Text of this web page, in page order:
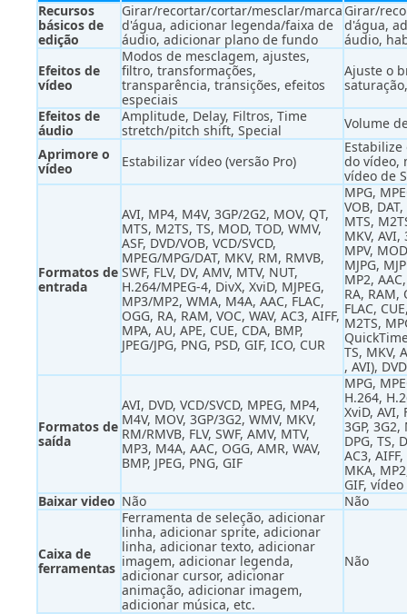
Recursos
básicos de
edição
Girar/recortar/cortar/mesclar/marca
d'água, adicionar legenda/faixa de
áudio, adicionar plano de fundo
Girar/
d'água,
áudio,
Efeitos de
vídeo
Modos de mesclagem, ajustes,
filtro, transformações,
transparência, transições, efeitos
especiais
Ajuste o
Efeitos de
áudio
Amplitude, Delay, Filtros, Time
stretch/pitch shift, Special
Volume
Aprimore o
vídeo
Estabilizar vídeo (versão Pro)
do vídeo,
vídeo de
Formatos de
entrada
AVI, MP4, M4V, 3GP/2G2, MOV, QT,
MTS, M2TS, TS, MOD, TOD, WMV,
ASF, DVD/VOB, VCD/SVCD,
MPEG/MPG/DAT, MKV, RM, RMVB,
SWF, FLV, DV, AMV, MTV, NUT,
H.264/MPEG-4, DivX, XviD, MJPEG,
MP3/MP2, WMA, M4A, AAC, FLAC,
OGG, RA, RAM, VOC, WAV, AC3, AIFF,
MPA, AU, APE, CUE, CDA, BMP,
JPEG/JPG, PNG, PSD, GIF, ICO, CUR
MPG,
VOB,
MTS,
MKV, AVI,
MPV,
MJPG,
MP2,
RA, RAM,
FLAC,
M2TS,
TS, MKV,
, AVI),
Formatos de
saída
AVI, DVD, VCD/SVCD, MPEG, MP4,
M4V, MOV, 3GP/3G2, WMV, MKV,
RM/RMVB, FLV, SWF, AMV, MTV,
MP3, M4A, AAC, OGG, AMR, WAV,
BMP, JPEG, PNG, GIF
MPG,
H.264,
XviD, AVI,
3GP, 3G2,
DPG, TS,
AC3,
MKA,
GIF,
Baixar video Não Não
Caixa de
ferramentas
Ferramenta de seleção, adicionar
linha, adicionar sprite, adicionar
linha, adicionar texto, adicionar
imagem, adicionar legenda,
adicionar cursor, adicionar
animação, adicionar imagem,
adicionar música, etc.
Não